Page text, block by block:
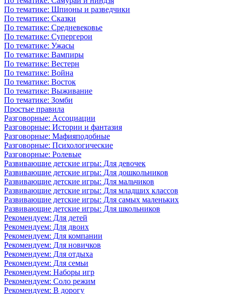
По тематике: Шпионы и разведчики
По тематике: Сказки
По тематике: Средневековье
По тематике: Супергерои
По тематике: Ужасы
По тематике: Вампиры
По тематике: Вестерн
По тематике: Война
По тематике: Восток
По тематике: Выживание
По тематике: Зомби
Простые правила
Разговорные: Ассоциации
Разговорные: Истории и фантазия
Разговорные: Мафияподобные
Разговорные: Психологические
Разговорные: Ролевые
Развивающие детские игры: Для девочек
Развивающие детские игры: Для дошкольников
Развивающие детские игры: Для мальчиков
Развивающие детские игры: Для младших классов
Развивающие детские игры: Для самых маленьких
Развивающие детские игры: Для школьников
Рекомендуем: Для детей
Рекомендуем: Для двоих
Рекомендуем: Для компании
Рекомендуем: Для новичков
Рекомендуем: Для отдыха
Рекомендуем: Для семьи
Рекомендуем: Наборы игр
Рекомендуем: Соло режим
Рекомендуем: В дорогу